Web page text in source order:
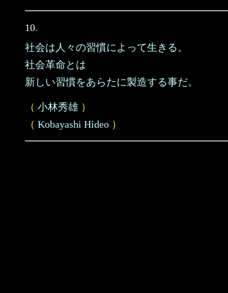
10.
社会は人々の習慣によって生きる。
社会革命とは
新しい習慣をあらたに製造する事だ。
（ 小林秀雄 ）
（ Kobayashi Hideo ）